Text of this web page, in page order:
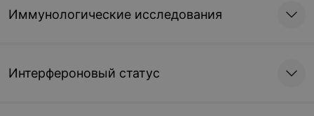
Иммунологические исследования
Интерфероновый статус